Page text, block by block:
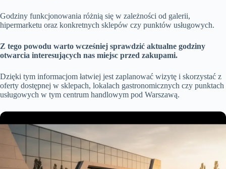
Godziny funkcjonowania różnią się w zależności od galerii,
hipermarketu oraz konkretnych sklepów czy punktów usługowych.
Z tego powodu warto wcześniej sprawdzić aktualne godziny
otwarcia interesujących nas miejsc przed zakupami.
Dzięki tym informacjom łatwiej jest zaplanować wizytę i skorzystać z
oferty dostępnej w sklepach, lokalach gastronomicznych czy punktach
usługowych w tym centrum handlowym pod Warszawą.